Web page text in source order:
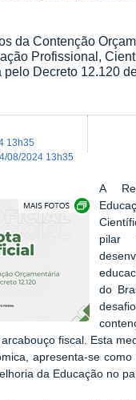
da Contenção
Profissional,
pelo Decreto 12.120
13h35
08/2024 13h35
Show
A
pilar
do
fiscal. Esta
apresenta-se
da Educação no